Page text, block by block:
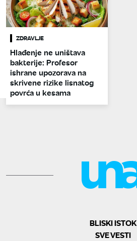
ZDRAVLJE
Hlađenje ne uništava
bakterije: Profesor
ishrane upozorava na
skrivene rizike lisnatog
povrća u kesama
BLISKI ISTOK
SVE VESTI